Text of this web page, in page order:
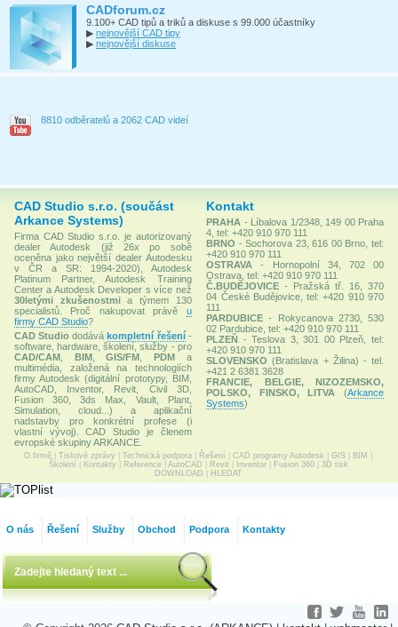
CADforum.cz
9.100+ CAD tipů a triků a diskuse s 99.000 účastníky
▶ nejnovější CAD tipy
▶ nejnovější diskuse
8810 odběratelů a 2062 CAD videí
CAD Studio s.r.o. (součást
Arkance Systems)
Firma CAD Studio s.r.o. je autorizovaný
dealer Autodesk (již 26x po sobě
oceněna jako největší dealer Autodesku
v ČR a SR: 1994-2020), Autodesk
Platinum Partner, Autodesk Training
Center a Autodesk Developer s více než
30letými zkušenostmia týmem 130
specialistů. Proč nakupovat právě u
firmy CAD Studio?
CAD Studio dodávákompletní řešení-
software, hardware, školení, služby - pro
CAD/CAM
BIM,GIS/FM ,PDM a
multimédia, založená na technologiích
firmy Autodesk (digitální prototypy, BIM,
AutoCAD, Inventor, Revit, Civil 3D,
Fusion 360, 3ds Max, Vault, Plant,
Simulation, cloud...) a aplikační
nadstavby pro konkrétní profese (i
vlastní vývoj). CAD Studio je členem
evropské skupiny ARKANCE.
Kontakt
PRAHA - Líbalova 1/2348, 149 00 Praha
4, tel: +420 910 970 111
BRNO - Sochorova 23, 616 00 Brno, tel:
+420 910 970 111
OSTRAVA
- Hornopolní 34, 702 00
Ostrava, tel: +420 910 970 111
Č.BUDĚJOVICE - Pražská tř. 16, 370
04 České Budějovice, tel: +420 910 970
111
PARDUBICE - Rokycanova 2730, 530
02 Pardubice, tel: +420 910 970 111
PLZEŇ - Teslova 3, 301 00 Plzeň, tel:
+420 910 970 111
SLOVENSKO (Bratislava + Žilina) - tel.
+421 2 6381 3628
FRANCIE, BELGIE, NIZOZEMSKO,
POLSKO, FINSKO, LITVA
(Arkance
Systems)
O firmě Tiskové zprávy Technická podpora Řešení CAD programy Autodesk GIS BIM
Školení
Kontakty Reference| AutoCAD Revit Inventor| Fusion 360| 3D tisk
DOWNLOAD
HLEDAT
O nás Řešení Služby Obchod Podpora Kontakty